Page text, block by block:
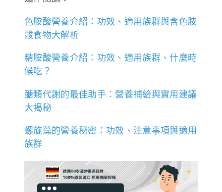
色胺酸營養介紹：功效、適用族群與含色胺
酸食物大解析
精胺酸營養介紹：功效、適用族群、什麼時
候吃？
醣類代謝的最佳助手：營養補給與實用建議
大揭秘
螺旋藻的營養秘密：功效、注意事項與適用
族群